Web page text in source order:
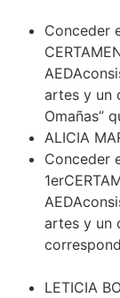
Conceder
artes y un
Omañas”
ALICIA
Conceder
artes y un
LETICIA